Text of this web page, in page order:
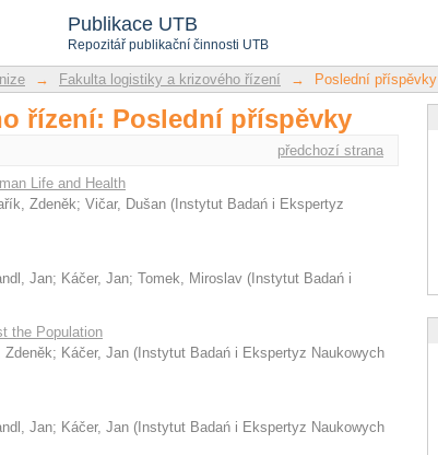
Publikace UTB
Repozitář publikační činnosti UTB
→ Fakulta logistiky a krizového řízení → Poslední příspěvky
řízení: Poslední příspěvky
předchozí strana
Life and Health
Zdeněk; Vičar, Dušan ( Instytut Badań i Ekspertyz
Jan; Káčer, Jan; Tomek, Miroslav ( Instytut Badań i
the Population
Zdeněk; Káčer, Jan ( Instytut Badań i Ekspertyz Naukowych
Jan; Káčer, Jan ( Instytut Badań i Ekspertyz Naukowych